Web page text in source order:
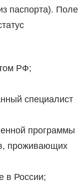
паспорта). Поле
РФ;
специалист
программы
проживающих
в России;